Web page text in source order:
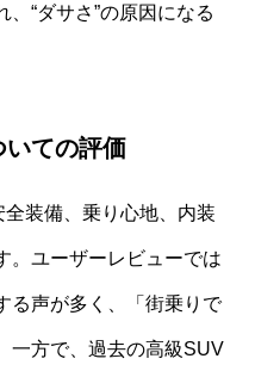
、“ダサさ”の原因になる
いての評価
装備、乗り心地、内装
。ユーザーレビューでは
る声が多く、「街乗りで
一方で、過去の高級SUV